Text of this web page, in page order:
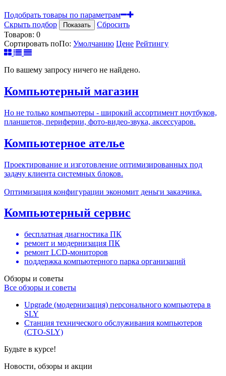
Подобрать товары по параметрам
Скрыть подбор
Показать
Сбросить
Товаров: 0
Сортировать поПо: Умолчанию Цене Рейтингу
По вашему запросу ничего не найдено.
Компьютерный магазин
Но не только компьютеры - широкий ассортимент ноутбуков,
планшетов, периферии, фото-видео-звука, аксессуаров.
Компьютерное ателье
Проектирование и изготовление оптимизированных под
задачу клиента системных блоков.
Оптимизация конфигурации экономит деньги заказчика.
Компьютерный сервис
бесплатная диагностика ПК
ремонт и модернизация ПК
ремонт LCD-мониторов
поддержка компьютерного парка организаций
Обзоры и советы
Все обзоры и советы
Upgrade (модернизация) персонального компьютера в
SLY
Станция технического обслуживания компьютеров
(СТО-SLY)
Будьте в курсе!
Новости, обзоры и акции